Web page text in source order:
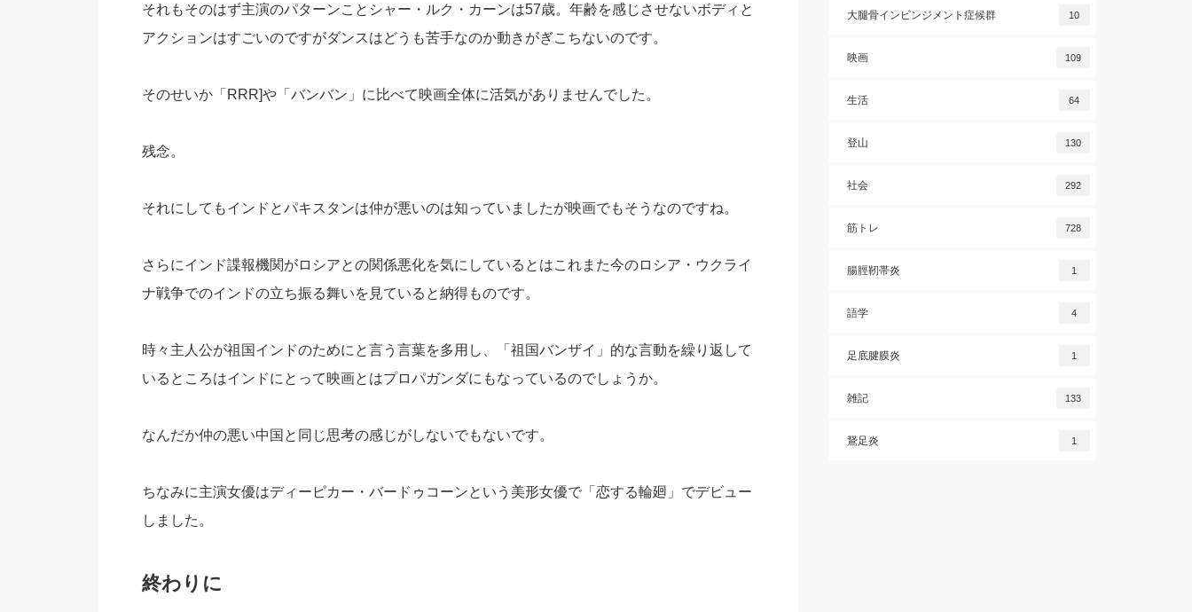
それもそのはず主演のパターンことシャー・ルク・カーンは57歳。年齢を感じさせないボディと
アクションはすごいのですがダンスはどうも苦手なのか動きがぎこちないのです。
そのせいか「RRR]や「バンバン」に比べて映画全体に活気がありませんでした。
残念。
それにしてもインドとパキスタンは仲が悪いのは知っていましたが映画でもそうなのですね。
さらにインド諜報機関がロシアとの関係悪化を気にしているとはこれまた今のロシア・ウクライ
ナ戦争でのインドの立ち振る舞いを見ていると納得ものです。
時々主人公が祖国インドのためにと言う言葉を多用し、「祖国バンザイ」的な言動を繰り返して
いるところはインドにとって映画とはプロパガンダにもなっているのでしょうか。
なんだか仲の悪い中国と同じ思考の感じがしないでもないです。
ちなみに主演女優はディーピカー・バードゥコーンという美形女優で「恋する輪廻」でデビュー
しました。
終わりに
大腿骨インピンジメント症候群 10
映画 109
生活 64
登山 130
社会 292
筋トレ 728
腸脛靭帯炎 1
語学 4
足底腱膜炎 1
雑記 133
鵞足炎 1